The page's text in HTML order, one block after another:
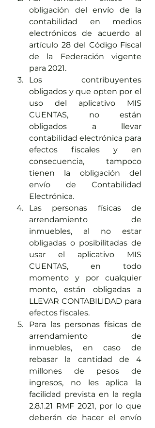
obligación del envío de la
contabilidad en medios
electrónicos de acuerdo al
artículo 28 del Código Fiscal
de la Federación vigente
para 2021.
Los contribuyentes
obligados y que opten por el
uso del aplicativo MIS
CUENTAS, no están
obligados a llevar
contabilidad electrónica para
efectos fiscales y en
consecuencia, tampoco
tienen la obligación del
envío de Contabilidad
Electrónica.
Las personas físicas de
arrendamiento de
inmuebles, al no estar
obligadas o posibilitadas de
usar el aplicativo MIS
CUENTAS, en todo
momento y por cualquier
monto, están obligadas a
LLEVAR CONTABILIDAD para
efectos fiscales.
Para las personas físicas de
arrendamiento de
inmuebles, en caso de
rebasar la cantidad de 4
millones de pesos de
ingresos, no les aplica la
facilidad prevista en la regla
2.8.1.21 RMF 2021, por lo que
deberán de hacer el envío